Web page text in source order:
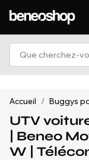
Accueil / Buggys
UTV
| Beneo
W |